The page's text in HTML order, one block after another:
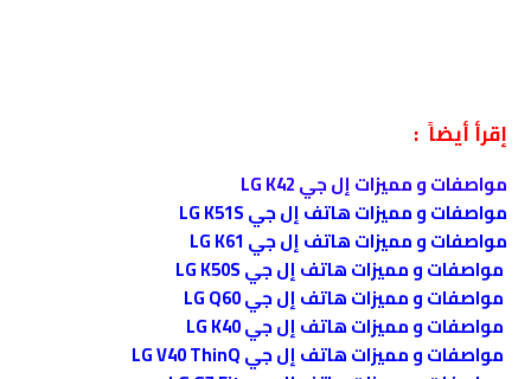
إقرأ أيضاً :
مواصفات و مميزات إل جي LG K42
مواصفات و مميزات هاتف إل جي LG K51S
مواصفات و مميزات هاتف إل جي LG K61
مواصفات و مميزات هاتف إل جي LG K50S
مواصفات و مميزات هاتف إل جي LG Q60
مواصفات و مميزات هاتف إل جي LG K40
مواصفات و مميزات هاتف إل جي LG V40 ThinQ